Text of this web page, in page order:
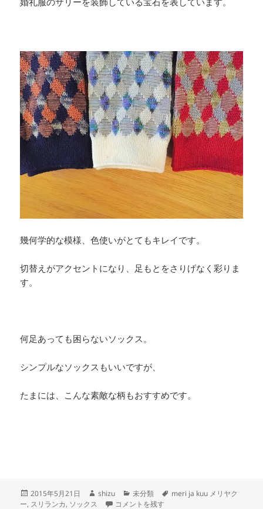
幾何学的な模様、色使いがとてもキレイです。
切替えがアクセントになり、足もとをさりげなく彩りま
す。
何足あっても困らないソックス。
シンプルなソックスもいいですが、
たまには、こんな素敵な柄もおすすめです。
投
稿
2015年5月21日
作
shizu
カ
テ
未分類
タ
meri ja kuu メリヤク
ー, スリランカ, ソックス たび に
コメントを残す